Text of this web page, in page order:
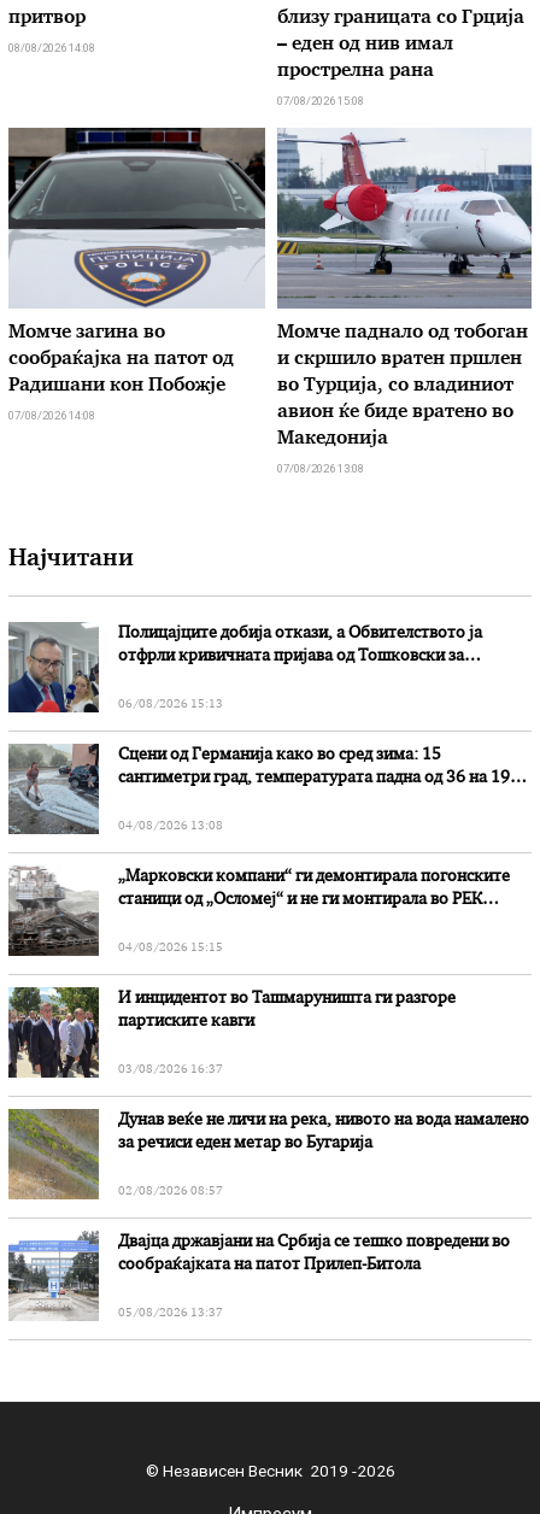
притвор
08/08/2026 14:08
близу границата со Грција
– еден од нив имал
прострелна рана
07/08/2026 15:08
Момче загина во
сообраќајка на патот од
Радишани кон Побожје
07/08/2026 14:08
Момче паднало од тобоган
и скршило вратен пршлен
во Турција, со владиниот
авион ќе биде вратено во
Македонија
07/08/2026 13:08
Најчитани
Полицајците добија откази, а Обвителството ја
отфрли кривичната пријава од Тошковски за
06/08/2026 15:13
Сцени од Германија како во сред зима: 15
сантиметри град, температурата падна од 36 на 19
04/08/2026 13:08
„Марковски компани“ ги демонтирала погонските
станици од „Осломеј“ и не ги монтирала во РЕК
04/08/2026 15:15
И инцидентот во Ташмаруништa ги разгоре
партиските кавги
03/08/2026 16:37
Дунав веќе не личи на река, нивото на вода намалено
за речиси еден метар во Бугарија
02/08/2026 08:57
Двајца државјани на Србија се тешко повредени во
сообраќајката на патот Прилеп-Битола
05/08/2026 13:37
© Независен Весник 2019 -2026